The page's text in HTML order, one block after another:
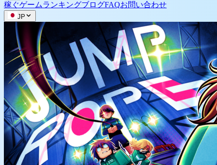
稼ぐゲームランキングブログFAQお問い合わせ
JP